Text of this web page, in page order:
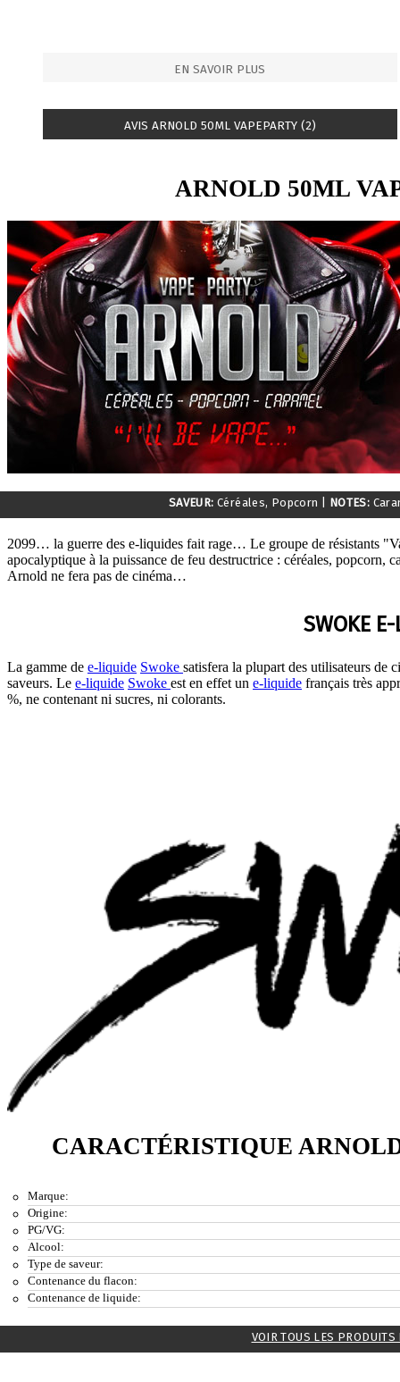
EN SAVOIR PLUS
AVIS ARNOLD 50ML VAPEPARTY (2)
ARNOLD 50ML
SAVEUR: Céréales, Popcorn NOTES:
2099… la guerre des e-liquides fait rage… Le groupe de résistants
apocalyptique à la puissance de feu destructrice : céréales, popcorn,
Arnold ne fera pas de cinéma…
SWOKE
La gamme de e-liquide Swoke satisfera la plupart des utilisateurs de
saveurs. Le e-liquide Swoke est en effet un e-liquide français très
%, ne contenant ni sucres, ni colorants.
CARACTÉRISTIQUE
Marque:
Origine:
PG/VG:
Alcool:
Type de saveur:
Contenance du flacon:
Contenance de liquide:
VOIR TOUS LES PRODUITS